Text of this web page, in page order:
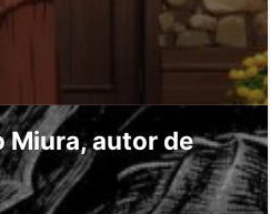
Miura, autor de